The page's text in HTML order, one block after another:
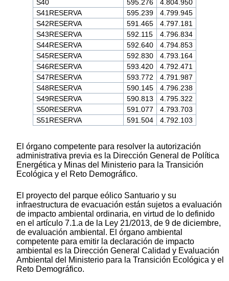
S40
595.276
4.804.950
S41RESERVA
595.239
4.799.945
S42RESERVA
591.465
4.797.181
S43RESERVA
592.115
4.796.834
S44RESERVA
592.640
4.794.853
S45RESERVA
592.830
4.793.164
S46RESERVA
593.420
4.792.471
S47RESERVA
593.772
4.791.987
S48RESERVA
590.145
4.796.238
S49RESERVA
590.813
4.795.322
S50RESERVA
591.077
4.793.703
S51RESERVA
591.504 4.792.103
El órgano competente para resolver la autorización
administrativa previa es la Dirección General de Política
Energética y Minas del Ministerio para la Transición
Ecológica y el Reto Demográfico.
El proyecto del parque eólico Santuario y su
infraestructura de evacuación están sujetos a evaluación
de impacto ambiental ordinaria, en virtud de lo definido
en el artículo 7.1.a de la Ley 21/2013, de 9 de diciembre,
de evaluación ambiental. El órgano ambiental
competente para emitir la declaración de impacto
ambiental es la Dirección General Calidad y Evaluación
Ambiental del Ministerio para la Transición Ecológica y el
Reto Demográfico.